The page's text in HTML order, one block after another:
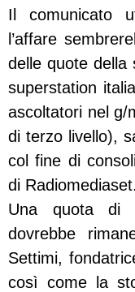
Il comunicato
l’affare
delle quote della
superstation
ascoltatori nel g/
di terzo livello),
col fine di
di Radiomediaset.
Una quota di
dovrebbe
Settimi,
così come la